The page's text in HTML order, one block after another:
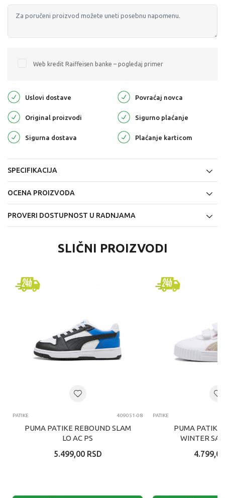
Web kredit Raiffeisen banke – pogledaj primer
Uslovi dostave Povraćaj novca
Original proizvodi Sigurno plaćanje
Sigurna dostava Plaćanje karticom
SPECIFIKACIJA
OCENA PROIZVODA
PROVERI DOSTUPNOST U RADNJAMA
SLIČNI PROIZVODI
PATIKE 409051-08
PUMA PATIKE REBOUND SLAM
LO AC PS
5.499,00 RSD
PATIKE
PUMA PATIKE
WINTER
4.799,00